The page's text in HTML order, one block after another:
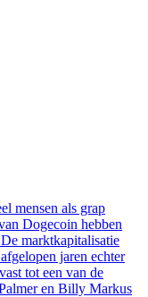
mensen als grap
Dogecoin hebben
marktkapitalisatie
jaren echter
tot een van de
en Billy Markus